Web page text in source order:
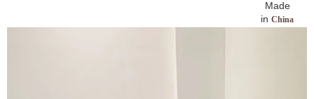
Made
in China